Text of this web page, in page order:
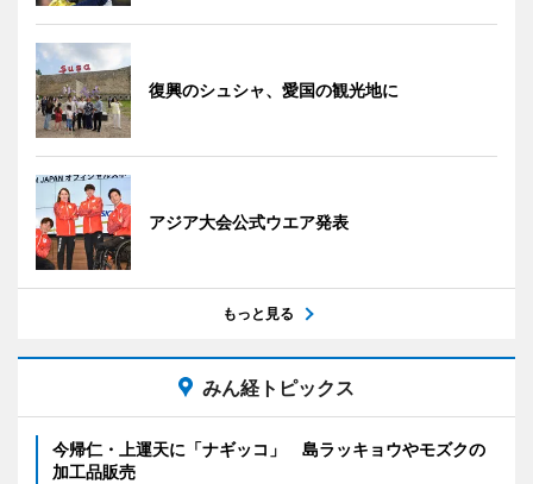
復興のシュシャ、愛国の観光地に
アジア大会公式ウエア発表
もっと見る
みん経トピックス
今帰仁・上運天に「ナギッコ」 島ラッキョウやモズクの
加工品販売